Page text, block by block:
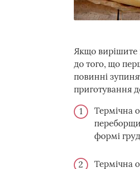
Якщо вирішите
до того, що
повинні
приготування
Термічна
формі
Термічна